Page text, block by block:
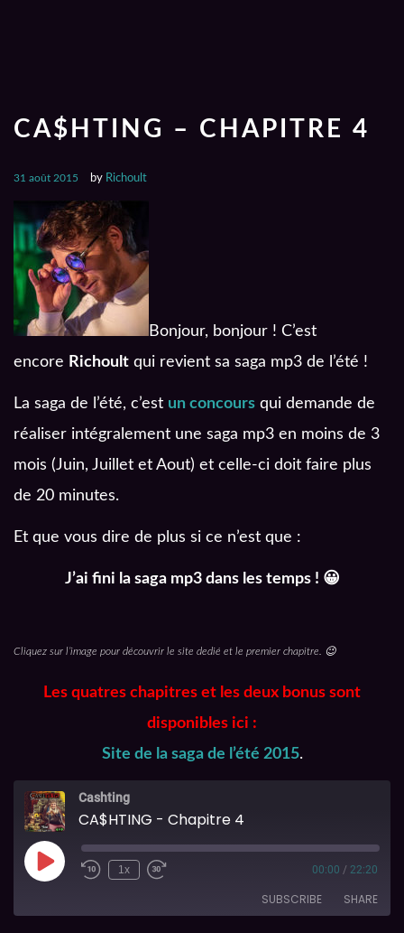
CA$HTING – CHAPITRE 4
31 août 2015 by Richoult
Bonjour, bonjour ! C’est
encore Richoult qui revient sa saga mp3 de l’été !
La saga de l’été, c’est un concours qui demande de
réaliser intégralement une saga mp3 en moins de 3
mois (Juin, Juillet et Aout) et celle-ci doit faire plus
de 20 minutes.
Et que vous dire de plus si ce n’est que :
J’ai fini la saga mp3 dans les temps ! 😀
Cliquez sur l’image pour découvrir le site dedié et le premier chapitre. 😉
Les quatres chapitres et les deux bonus sont
disponibles ici :
Site de la saga de l’été 2015.
Cashting
CA$HTING - Chapitre 4
1x 00:00 / 22:20
SUBSCRIBE SHARE